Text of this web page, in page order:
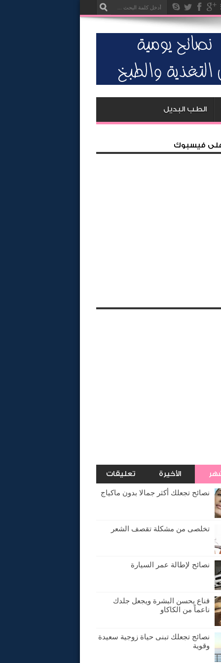
الطب البديل
على فيسبوك
الأخيرة تعليقات
نصائح تجعلك أكثر جمالا بدون ماكياج
تخلصى من مشكلة تقصف الشعر
نصائح لإطالة عمر السيارة
قناع يحسن البشرة ويجعل جلدك
ناعماً من الكاكاو
نصائج تجعلك تبنى حياة زوجية سعيدة
وقوية